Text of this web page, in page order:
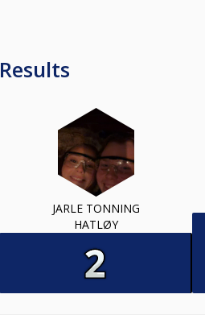
Results
JARLE TONNING
HATLØY